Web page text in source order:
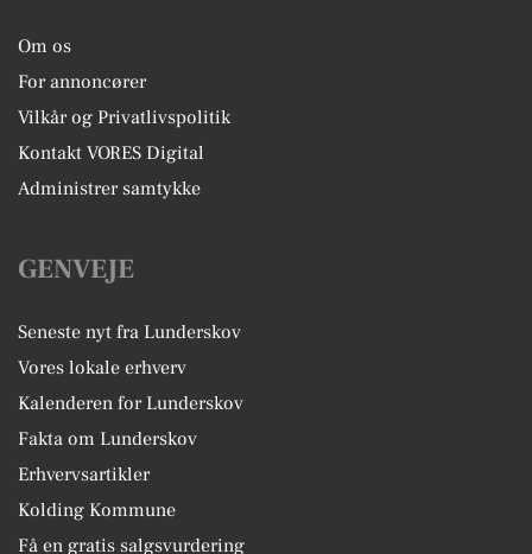
Om os
For annoncører
Vilkår og Privatlivspolitik
Kontakt VORES Digital
Administrer samtykke
GENVEJE
Seneste nyt fra Lunderskov
Vores lokale erhverv
Kalenderen for Lunderskov
Fakta om Lunderskov
Erhvervsartikler
Kolding Kommune
Få en gratis salgsvurdering